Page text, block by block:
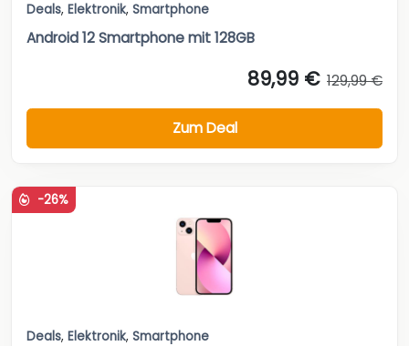
Deals, Elektronik, Smartphone
Android 12 Smartphone mit 128GB
89,99 € 129,99 €
Zum Deal
-26%
Deals, Elektronik, Smartphone